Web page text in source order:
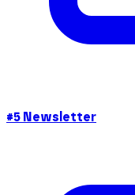
#5 Newsletter